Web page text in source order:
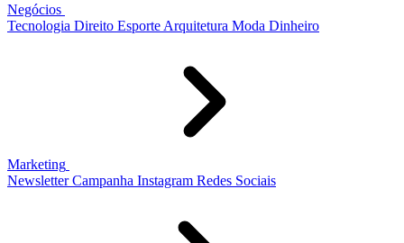
Negócios
Tecnologia Direito Esporte Arquitetura Moda Dinheiro
Marketing
Newsletter Campanha Instagram Redes Sociais